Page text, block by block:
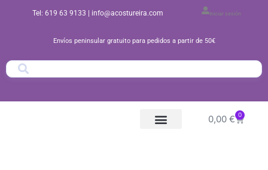
Tel: 619 63 9133 | info@acostureira.com Iniciar sesión
Envíos peninsular gratuito para pedidos a partir de 50€
0,00 € 0
Carrito